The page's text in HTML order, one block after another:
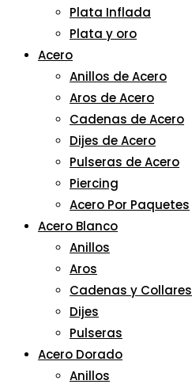
Plata Inflada
Plata y oro
Acero
Anillos de Acero
Aros de Acero
Cadenas de Acero
Dijes de Acero
Pulseras de Acero
Piercing
Acero Por Paquetes
Acero Blanco
Anillos
Aros
Cadenas y Collares
Dijes
Pulseras
Acero Dorado
Anillos